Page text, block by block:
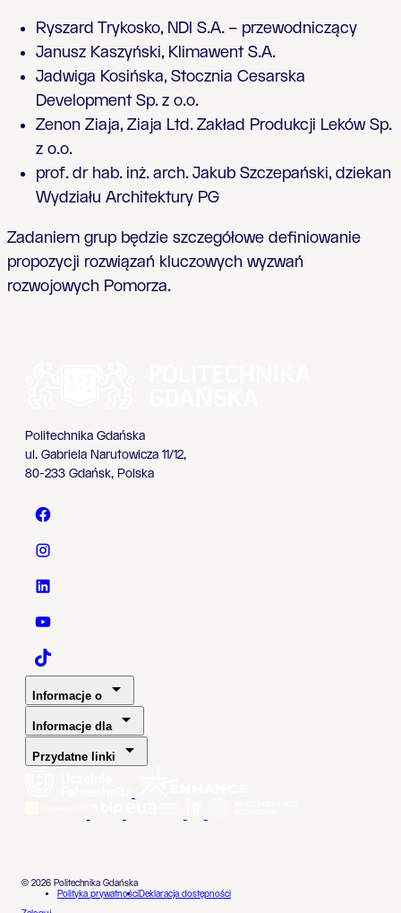
Ryszard Trykosko, NDI S.A. – przewodniczący
Janusz Kaszyński, Klimawent S.A.
Jadwiga Kosińska, Stocznia Cesarska
Development Sp. z o.o.
Zenon Ziaja, Ziaja Ltd. Zakład Produkcji Leków Sp.
z o.o.
prof. dr hab. inż. arch. Jakub Szczepański, dziekan
Wydziału Architektury PG
Zadaniem grup będzie szczegółowe definiowanie
propozycji rozwiązań kluczowych wyzwań
rozwojowych Pomorza.
Politechnika Gdańska
ul. Gabriela Narutowicza 11/12,
80-233 Gdańsk, Polska
Politechnika Gdańska - Facebook
Politechnika Gdańska - Instagram
Politechnika Gdańska - LinkedIn
Politechnika Gdańska - YouTube
Politechnika Gdańska - TaikTok
Informacje o
Informacje dla
Przydatne linki
© 2026 Politechnika Gdańska
Polityka prywatnościDeklaracja dostępności